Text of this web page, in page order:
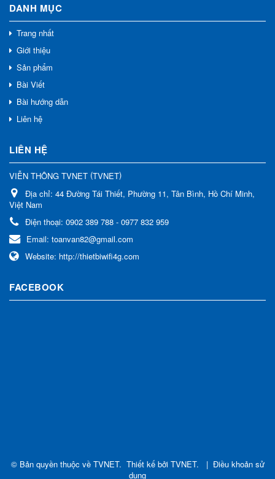
DANH MỤC
Trang nhất
Giới thiệu
Sản phẩm
Bài Viết
Bài hướng dẫn
Liên hệ
LIÊN HỆ
VIỄN THÔNG TVNET (TVNET)
Địa chỉ: 44 Đường Tái Thiết, Phường 11, Tân Bình, Hồ Chí Minh,
Việt Nam
Điện thoại: 0902 389 788 - 0977 832 959
Email: toanvan82@gmail.com
Website: http://thietbiwifi4g.com
FACEBOOK
© Bản quyền thuộc về TVNET. Thiết kế bởi TVNET. | Điều khoản sử
dụng